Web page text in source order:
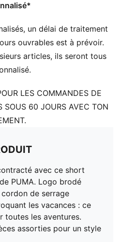
un délai de traitement
ouvrables est à prévoir.
articles, ils seront tous
LES COMMANDES DE
SOUS 60 JOURS AVEC TON
avec ce short
PUMA. Logo brodé
de serrage
les vacances : ce
les aventures.
assorties pour un style